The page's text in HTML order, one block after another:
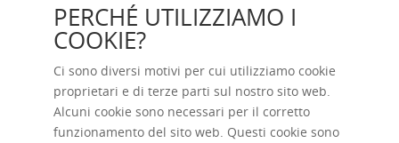
PERCHÉ UTILIZZIAMO I
COOKIE?
Ci sono diversi motivi per cui utilizziamo cookie
proprietari e di terze parti sul nostro sito web.
Alcuni cookie sono necessari per il corretto
funzionamento del sito web. Questi cookie sono